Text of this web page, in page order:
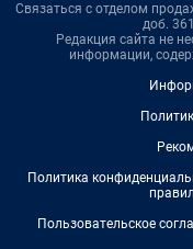
Связаться с отделом
доб.
Редакция сайта не
информации,
Политика
Пользовательское